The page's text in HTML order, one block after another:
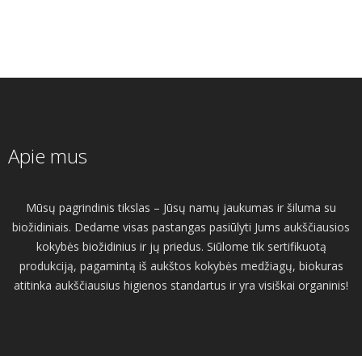
Apie mus
Mūsų pagrindinis tikslas – Jūsų namų jaukumas ir šiluma su
biožidiniais. Dedame visas pastangas pasiūlyti Jums aukščiausios
kokybės biožidinius ir jų priedus. Siūlome tik sertifikuotą
produkciją, pagamintą iš aukštos kokybės medžiagų, biokuras
atitinka aukščiausius higienos standartus ir yra visiškai organinis!